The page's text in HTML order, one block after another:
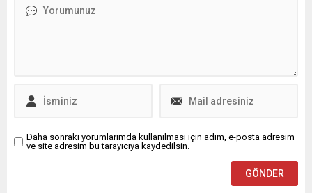
Başbakan Nikol Paşinyan’ın
Daha sonraki yorumlarımda kullanılması için adım, e-posta adresim
ve site adresim bu tarayıcıya kaydedilsin.